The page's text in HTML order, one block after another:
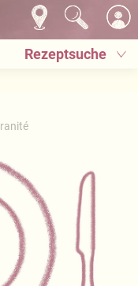
Rezeptsuche